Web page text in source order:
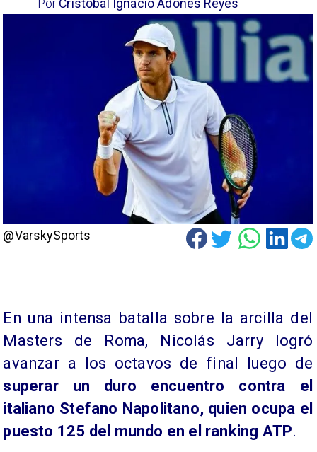
Cristóbal Ignacio Adones Reyes
Por
@VarskySports
En una intensa batalla sobre la arcilla del
Masters de Roma, Nicolás Jarry logró
avanzar a los octavos de final luego de
superar un duro encuentro contra el
italiano Stefano Napolitano, quien ocupa el
puesto 125 del mundo en el ranking ATP.